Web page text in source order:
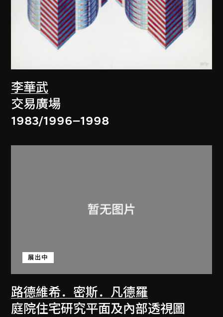
李華武
交易廣場
1983/1996–1998
路德維希．密斯．凡德羅
展出中
庭院住宅研究平面及內部透視圖